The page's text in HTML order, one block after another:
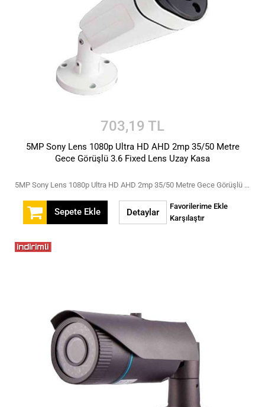
703,19 TL
5MP Sony Lens 1080p Ultra HD AHD 2mp 35/50 Metre
Gece Görüşlü 3.6 Fixed Lens Uzay Kasa
5MP Sony Lens 1080p Ultra HD AHD 2mp 35/50 Metre Gece Görüşlü 3.6 Fixed Lens Uzay Kasa
Sepete Ekle Detaylar
Favorilerime Ekle
Karşılaştır